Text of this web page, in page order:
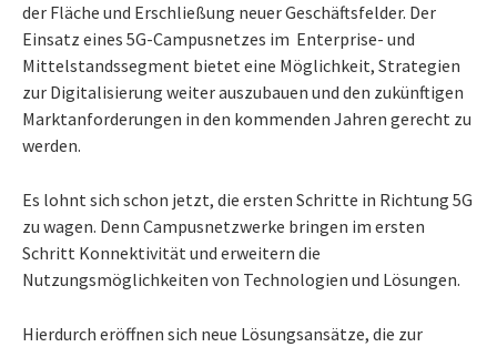
der Fläche und Erschließung neuer Geschäftsfelder. Der
Einsatz eines 5G-Campusnetzes im Enterprise- und
Mittelstandssegment bietet eine Möglichkeit, Strategien
zur Digitalisierung weiter auszubauen und den zukünftigen
Marktanforderungen in den kommenden Jahren gerecht zu
werden.
Es lohnt sich schon jetzt, die ersten Schritte in Richtung 5G
zu wagen. Denn Campusnetzwerke bringen im ersten
Schritt Konnektivität und erweitern die
Nutzungsmöglichkeiten von Technologien und Lösungen.
Hierdurch eröffnen sich neue Lösungsansätze, die zur